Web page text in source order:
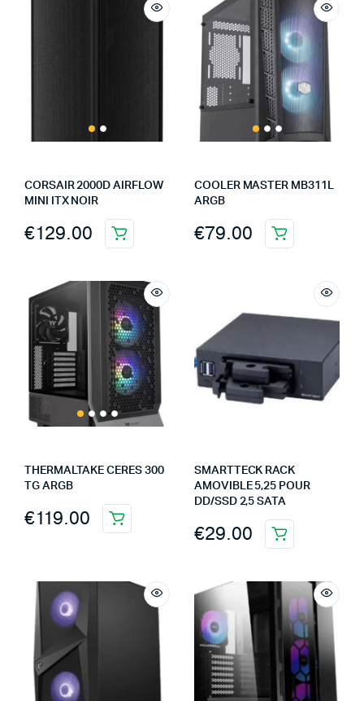
CORSAIR 2000D AIRFLOW
MINI ITX NOIR
€129.00
COOLER MASTER MB311L
ARGB
€79.00
THERMALTAKE CERES 300
TG ARGB
€119.00
SMARTTECK RACK
AMOVIBLE 5,25 POUR
DD/SSD 2,5 SATA
€29.00